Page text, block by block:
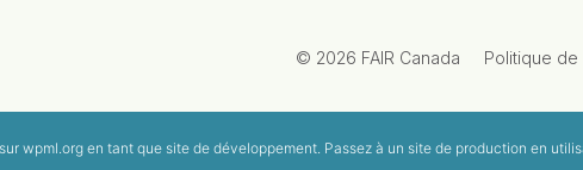
© 2026 FAIR Canada Politique
wpml.orgen tant que site de développement. Passez à un site de production en